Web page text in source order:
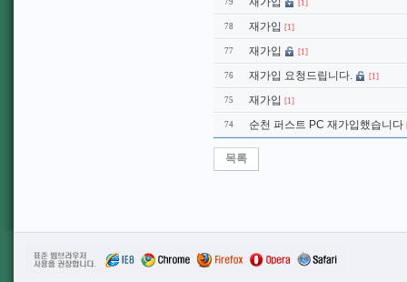
79 [1]
78 재가입 [1]
77 재가입 [1]
76 재가입 요청드립니다. [1]
75 재가입 [1]
74 순천 퍼스트 PC 재가입했습니다
목록